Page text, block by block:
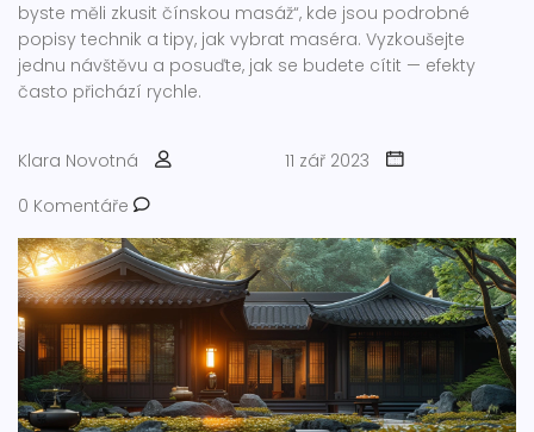
byste měli zkusit čínskou masáž“, kde jsou podrobné
popisy technik a tipy, jak vybrat maséra. Vyzkoušejte
jednu návštěvu a posuďte, jak se budete cítit — efekty
často přichází rychle.
Klara Novotná
11 zář 2023
0 Komentáře